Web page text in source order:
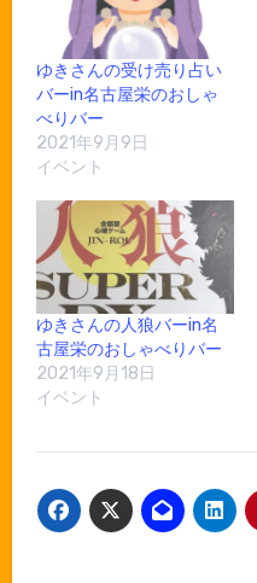
ゆきさんの受け売り占い
バーin名古屋栄のおしゃ
べりバー
2021年9月9日
イベント
ゆきさんの人狼バーin名
古屋栄のおしゃべりバー
2021年9月18日
イベント